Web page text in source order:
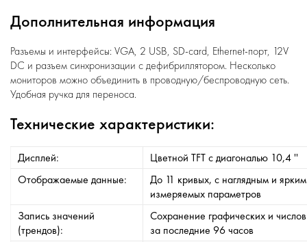
Дополнительная информация
Разъемы и интерфейсы: VGA, 2 USB, SD-card, Ethernet-порт, 12V
DC и разъем синхронизации с дефибриллятором. Несколько
мониторов можно объединить в проводную/беспроводную сеть.
Удобная ручка для переноса.
Технические характеристики:
Дисплей:
Цветной TFT с диагональю 10,4 ''
Отображаемые данные:
До 11 кривых, с наглядным и
измеряемых параметров
Запись значений
(трендов):
Сохранение графических и
за последние 96 часов